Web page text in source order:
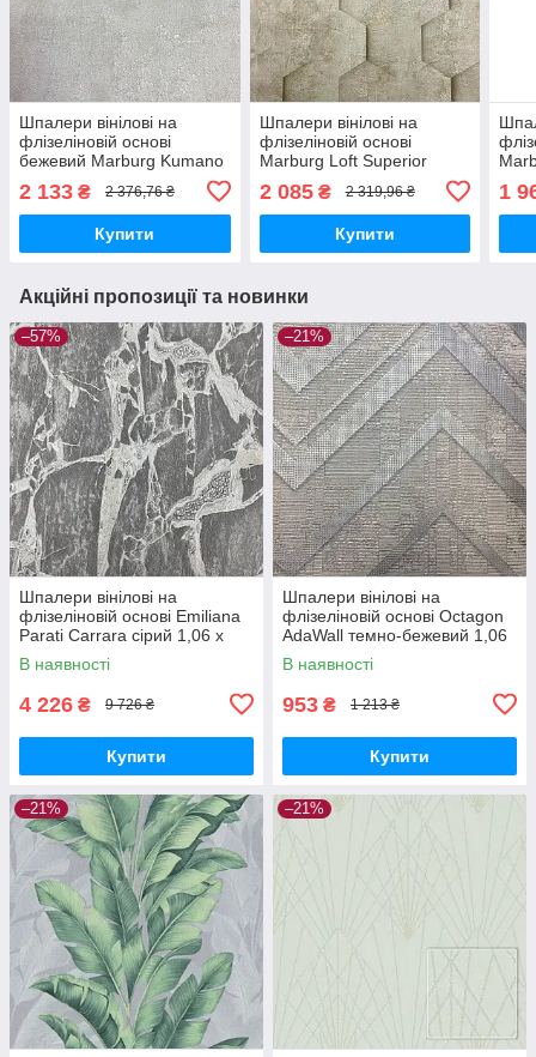
Шпалери вінілові на
флізеліновій основі
бежевий Marburg Kumano
2 133 ₴ 2 376,76 ₴
Купити
Шпалери вінілові на
флізеліновій основі
Marburg Loft Superior
(34113)
2 085₴ 2 319,96 ₴
Купити
1
Акційні пропозиції та новинки
–57%
Шпалери вінілові на
флізеліновій основі Emiliana
Parati Carrara сірий 1,06 х
10,05м (84608)
В наявності
4 226 ₴ 9 726 ₴
Купити
–21%
Шпалери вінілові на
флізеліновій основі Octagon
AdaWall темно-бежевий 1,06
х 10,05м (1207-2)
В наявності
953 ₴ 1 213 ₴
Купити
–21% –21%